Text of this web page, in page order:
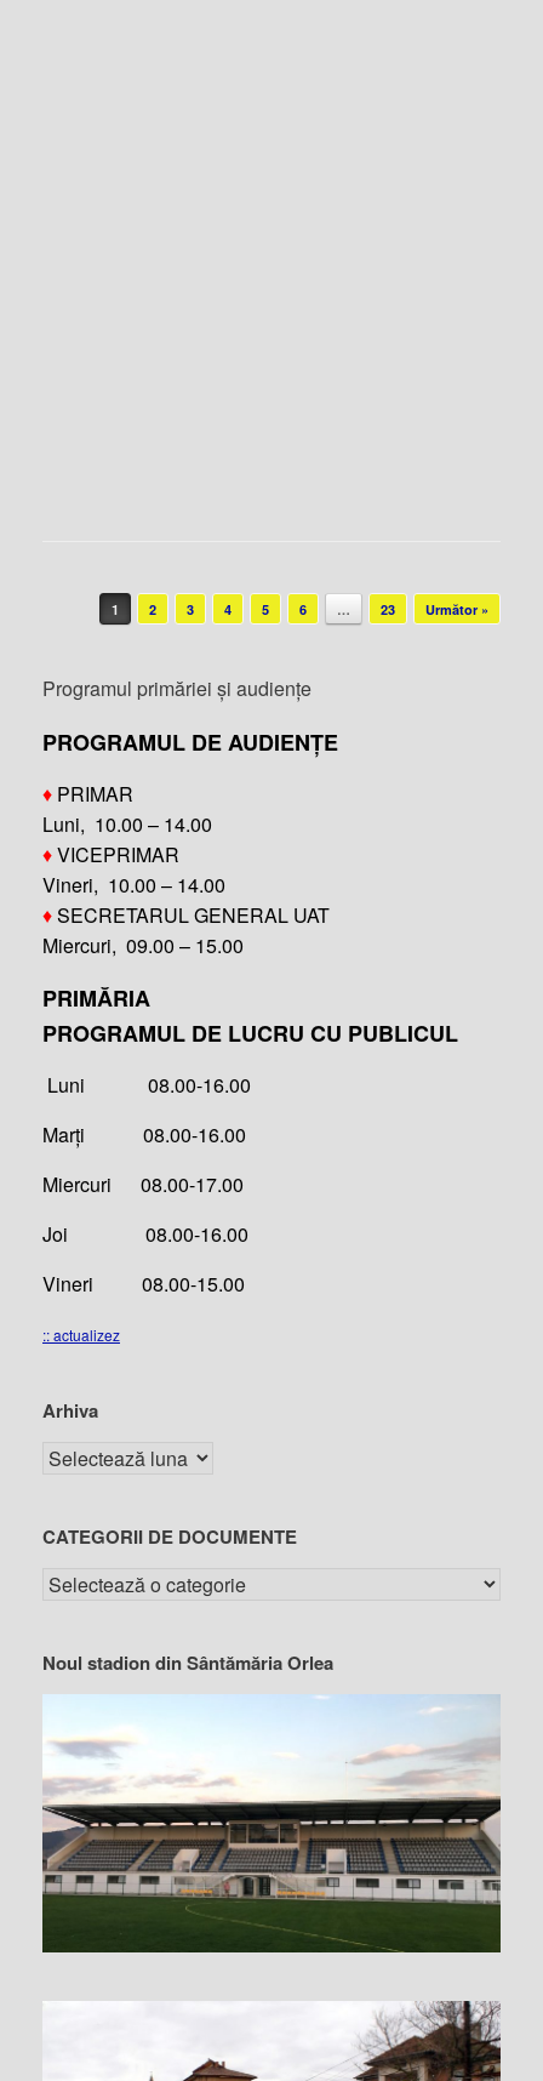
Post navigation
1 2 3 4 5 6 … 23 Următor »
Programul primăriei și audiențe
PROGRAMUL DE AUDIENȚE
♦ PRIMAR
Luni, 10.00 – 14.00
♦VICEPRIMAR
Vineri, 10.00 – 14.00
♦SECRETARUL GENERAL UAT
Miercuri, 09.00 – 15.00
PRIMĂRIA
PROGRAMUL DE LUCRU CU PUBLICUL
Luni 08.00-16.00
Marți 08.00-16.00
Miercuri 08.00-17.00
Joi 08.00-16.00
Vineri 08.00-15.00
:: actualizez
Arhiva
CATEGORII DE DOCUMENTE
Noul stadion din Sântămăria Orlea